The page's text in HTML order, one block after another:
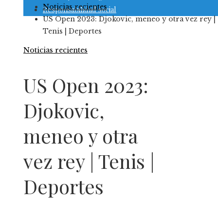
Responsabilidad social
Noticias recientes
US Open 2023: Djokovic, meneo y otra vez rey |
Tenis | Deportes
Noticias recientes
US Open 2023:
Djokovic,
meneo y otra
vez rey | Tenis |
Deportes